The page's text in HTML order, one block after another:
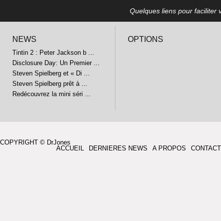
Quelques liens pour faciliter
NEWS
Tintin 2 : Peter Jackson b ...
Disclosure Day: Un Premier ...
Steven Spielberg et « Di ...
Steven Spielberg prêt à ...
Redécouvrez la mini séri ...
OPTIONS
COPYRIGHT © DrJones
ACCUEIL
DERNIERES NEWS A PROPOS CONTACT